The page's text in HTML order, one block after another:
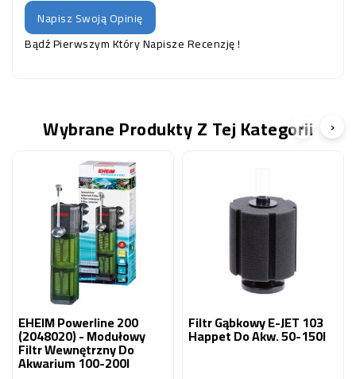
Napisz Swoją Opinię
Bądź Pierwszym Który Napisze Recenzję !
Wybrane Produkty Z Tej Kategorii
EHEIM Powerline 200
(2048020) - Modułowy
Filtr Wewnętrzny Do
Akwarium 100-200l
Filtr Gąbkowy E-JET 103
Happet Do Akw. 50-150l
‹ ›